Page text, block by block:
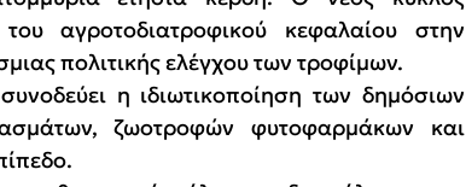
αγροτοδιατροφικού κεφαλαίου στην
πολιτικής ελέγχου των τροφίμων.
η ιδιωτικοποίηση των δημόσιων
ζωοτροφών φυτοφαρμάκων και